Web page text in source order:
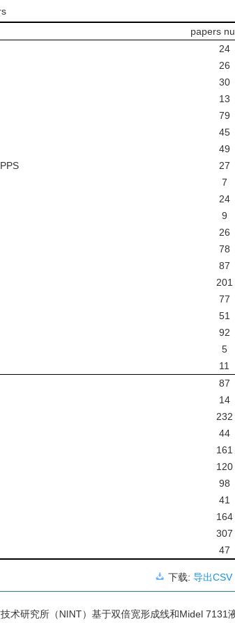
papers
24
26
30
13
79
45
49
27
7
24
9
26
78
87
201
77
51
92
5
11
87
14
232
44
161
120
98
41
164
307
47
下载: 导出CSV
术研究所（NINT）基于双倍宽形成线和Midel 7131